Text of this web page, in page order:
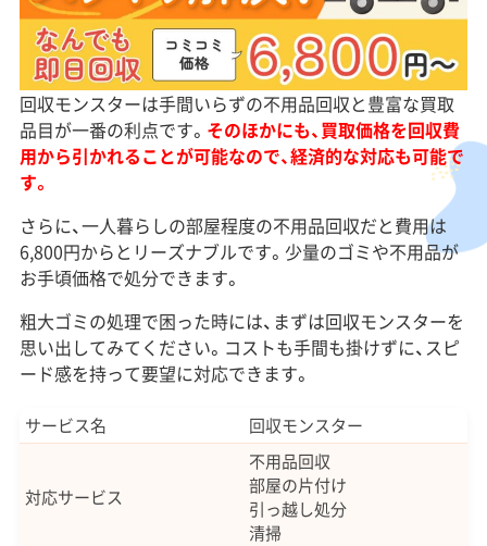
回収モンスターは手間いらずの不用品回収と豊富な買取
品目が一番の利点です。 そのほかにも、買取価格を回収費
用から引かれることが可能なので、経済的な対応も可能で
す。
さらに、一人暮らしの部屋程度の不用品回収だと費用は
6,800円からとリーズナブルです。少量のゴミや不用品が
お手頃価格で処分できます。
粗大ゴミの処理で困った時には、まずは回収モンスターを
思い出してみてください。コストも手間も掛けずに、スピ
ード感を持って要望に対応できます。
サービス名 回収モンスター
対応サービス
不用品回収
部屋の片付け
引っ越し処分
清掃